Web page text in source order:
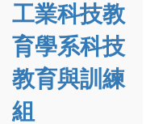
工業科技教
育學系科技
教育與訓練
組